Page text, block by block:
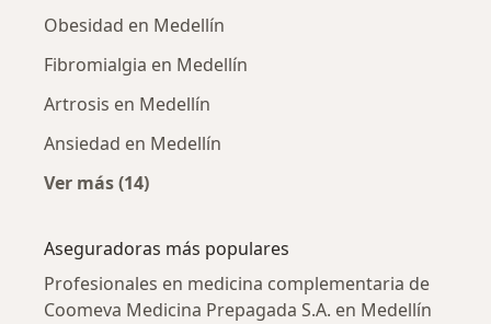
Obesidad en Medellín
Fibromialgia en Medellín
Artrosis en Medellín
Ansiedad en Medellín
Ver más (14)
Aseguradoras más populares
Profesionales en medicina complementaria de
Coomeva Medicina Prepagada S.A. en Medellín